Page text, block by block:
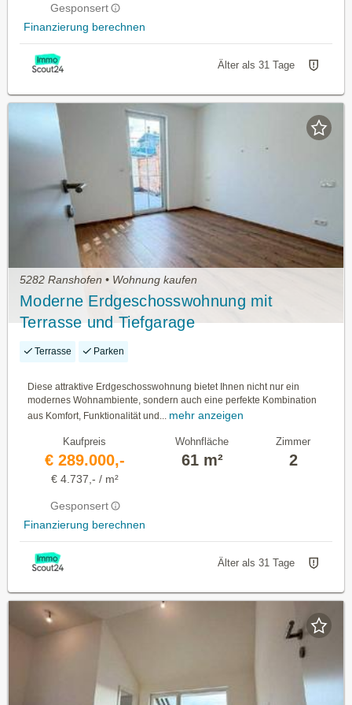
Gesponsert
Finanzierung berechnen
Älter als 31 Tage
5282 Ranshofen • Wohnung kaufen
Moderne Erdgeschosswohnung mit
Terrasse und Tiefgarage
Terrasse Parken
Diese attraktive Erdgeschosswohnung bietet Ihnen nicht nur ein
modernes Wohnambiente, sondern auch eine perfekte Kombination
aus Komfort, Funktionalität und... mehr anzeigen
Kaufpreis
€ 289.000,-
€ 4.737,- / m²
Gesponsert
Finanzierung berechnen
Wohnfläche
61 m²
Zimmer
2
Älter als 31 Tage